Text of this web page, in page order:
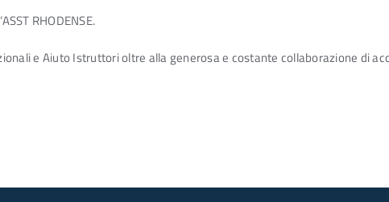
RHODENSE.
e Aiuto Istruttori oltre alla generosa e costante collaborazione di